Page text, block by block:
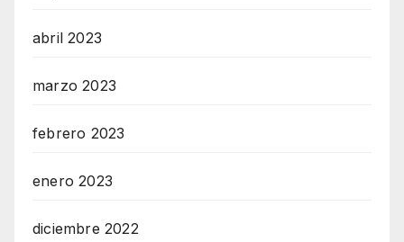
abril 2023
marzo 2023
febrero 2023
enero 2023
diciembre 2022